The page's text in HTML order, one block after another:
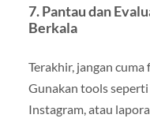
7.Pantau dan
Berkala
Terakhir, jangan
Gunakan tools
Instagram, atau